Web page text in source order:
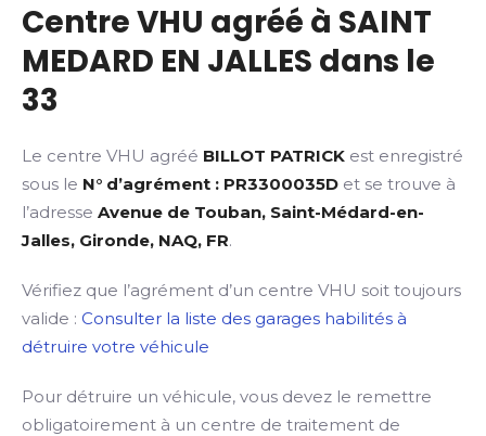
Centre VHU agréé à SAINT
MEDARD EN JALLES dans le
33
Le centre VHU agréé BILLOT PATRICK est enregistré
sous le N° d’agrément : PR3300035D et se trouve à
l’adresse Avenue de Touban, Saint-Médard-en-
Jalles, Gironde, NAQ, FR.
Vérifiez que l’agrément d’un centre VHU soit toujours
valide : Consulter la liste des garages habilités à
détruire votre véhicule
Pour détruire un véhicule, vous devez le remettre
obligatoirement à un centre de traitement de